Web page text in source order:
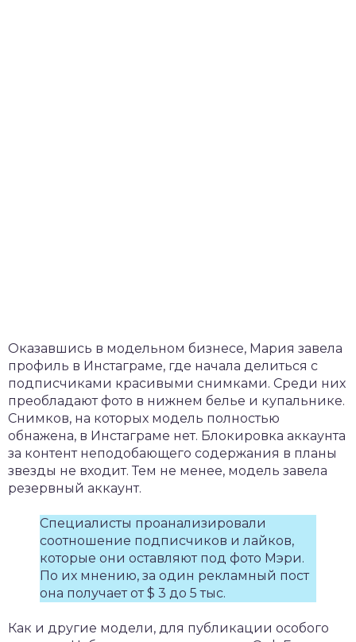
Оказавшись в модельном бизнесе, Мария завела
профиль в Инстаграме, где начала делиться с
подписчиками красивыми снимками. Среди них
преобладают фото в нижнем белье и купальнике.
Снимков, на которых модель полностью
обнажена, в Инстаграме нет. Блокировка аккаунта
за контент неподобающего содержания в планы
звезды не входит. Тем не менее, модель завела
резервный аккаунт.
Специалисты проанализировали
соотношение подписчиков и лайков,
которые они оставляют под фото Мэри.
По их мнению, за один рекламный пост
она получает от $ 3 до 5 тыс.
Как и другие модели, для публикации особого